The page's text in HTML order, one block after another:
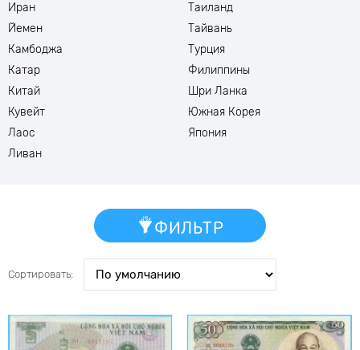
Иран
Йемен
Камбоджа
Катар
Китай
Кувейт
Лаос
Ливан
Таиланд
Тайвань
Турция
Филиппины
Шри Ланка
Южная Корея
Япония
ФИЛЬТР
Сортировать: